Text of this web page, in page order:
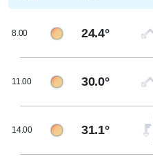
8.00 24.4°
11.00 30.0°
14.00 31.1°